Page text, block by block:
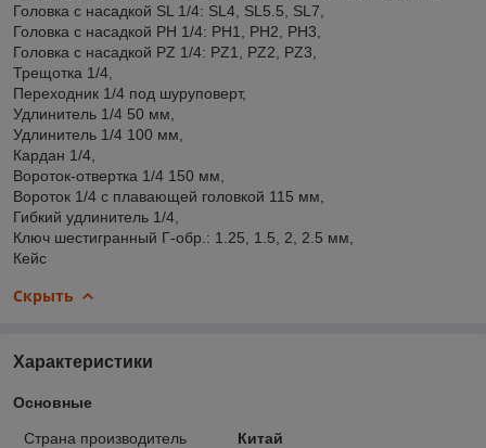
Головка с насадкой SL 1/4: SL4, SL5.5, SL7,
Головка с насадкой PH 1/4: PH1, PH2, PH3,
Головка с насадкой PZ 1/4: PZ1, PZ2, PZ3,
Трещотка 1/4,
Переходник 1/4 под шуруповерт,
Удлинитель 1/4 50 мм,
Удлинитель 1/4 100 мм,
Кардан 1/4,
Вороток-отвертка 1/4 150 мм,
Вороток 1/4 с плавающей головкой 115 мм,
Гибкий удлинитель 1/4,
Ключ шестигранный Г-обр.: 1.25, 1.5, 2, 2.5 мм,
Кейс
Скрыть
Характеристики
Основные
Страна производитель Китай